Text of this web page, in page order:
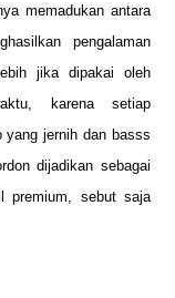
memadukan antara
pengalaman
jika dipakai oleh
karena setiap
yang jernih dan basss
dijadikan sebagai
premium, sebut saja